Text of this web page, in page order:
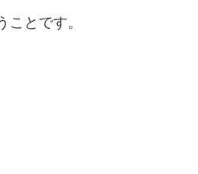
とです。